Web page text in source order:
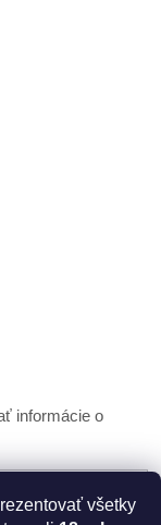
všetky
informácie o